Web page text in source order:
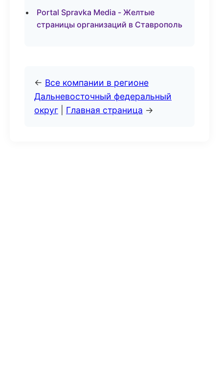
Portal Spravka Media - Желтые
страницы организаций в Ставрополь
← Все компании в регионе
Дальневосточный федеральный
округ
Главная страница →